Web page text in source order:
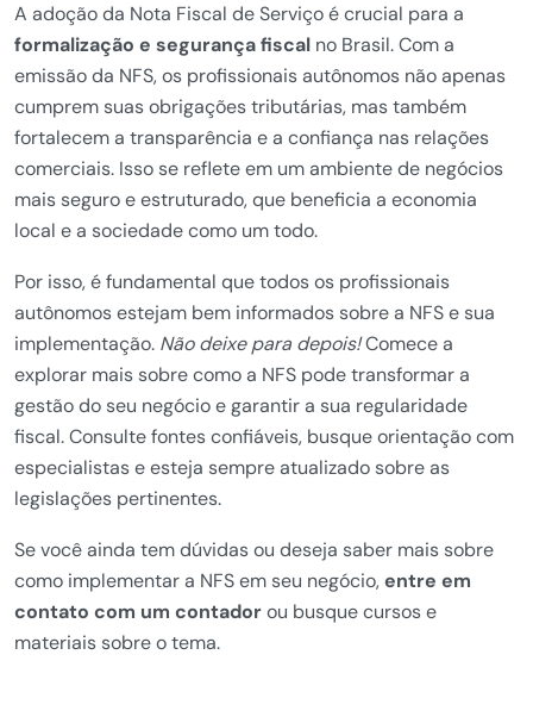
A adoção da Nota Fiscal de Serviço é crucial para a
formalização e segurança fiscal no Brasil. Com a
emissão da NFS, os profissionais autônomos não apenas
cumprem suas obrigações tributárias, mas também
fortalecem a transparência e a confiança nas relações
comerciais. Isso se reflete em um ambiente de negócios
mais seguro e estruturado, que beneficia a economia
local e a sociedade como um todo.
Por isso, é fundamental que todos os profissionais
autônomos estejam bem informados sobre a NFS e sua
implementação. Não deixe para depois!Comece a
explorar mais sobre como a NFS pode transformar a
gestão do seu negócio e garantir a sua regularidade
fiscal. Consulte fontes confiáveis, busque orientação com
especialistas e esteja sempre atualizado sobre as
legislações pertinentes.
Se você ainda tem dúvidas ou deseja saber mais sobre
como implementar a NFS em seu negócio,entre em
contato com um contadorou busque cursos e
materiais sobre o tema.